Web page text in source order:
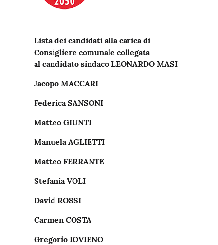
Lista dei candidati alla carica di
Consigliere comunale collegata
al candidato sindaco LEONARDO MASI
Jacopo MACCARI
Federica SANSONI
Matteo GIUNTI
Manuela AGLIETTI
Matteo FERRANTE
Stefania VOLI
David ROSSI
Carmen COSTA
Gregorio IOVIENO